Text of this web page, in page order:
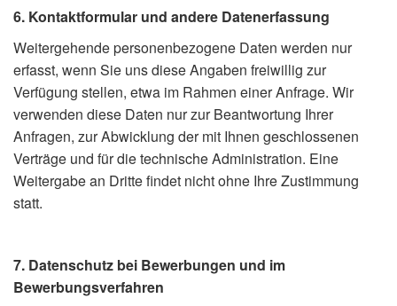
6. Kontaktformular und andere Datenerfassung
Weitergehende personenbezogene Daten werden nur
erfasst, wenn Sie uns diese Angaben freiwillig zur
Verfügung stellen, etwa im Rahmen einer Anfrage. Wir
verwenden diese Daten nur zur Beantwortung Ihrer
Anfragen, zur Abwicklung der mit Ihnen geschlossenen
Verträge und für die technische Administration. Eine
Weitergabe an Dritte findet nicht ohne Ihre Zustimmung
statt.
7. Datenschutz bei Bewerbungen und im
Bewerbungsverfahren